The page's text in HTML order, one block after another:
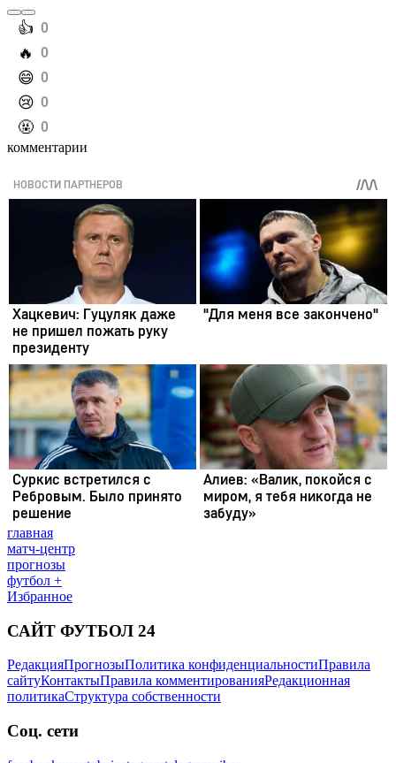
️👍 0
️🔥 0
️😄 0
️😢 0
️🤬 0
комментарии
главная
матч-центр
прогнозы
футбол +
Избранное
САЙТ ФУТБОЛ 24
РедакцияПрогнозыПолитика конфиденциальностиПравила
сайтуКонтактыПравила комментированияРедакционная
политикаСтруктура собственности
Соц. сети